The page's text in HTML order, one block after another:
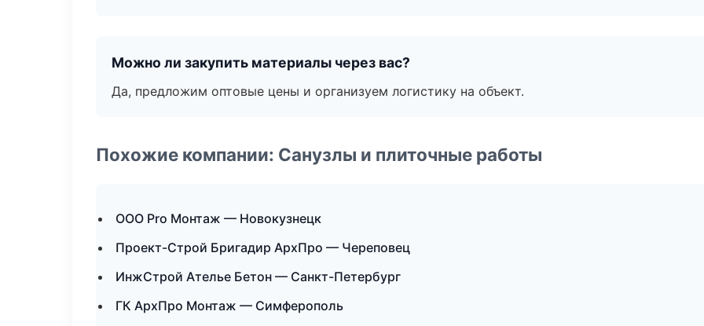
Можно ли закупить материалы через вас?
Да, предложим оптовые цены и организуем логистику на объект.
Похожие компании: Санузлы и плиточные работы
ООО Pro Монтаж — Новокузнецк
Проект-Строй Бригадир АрхПро — Череповец
ИнжСтрой Ателье Бетон — Санкт-Петербург
ГК АрхПро Монтаж — Симферополь